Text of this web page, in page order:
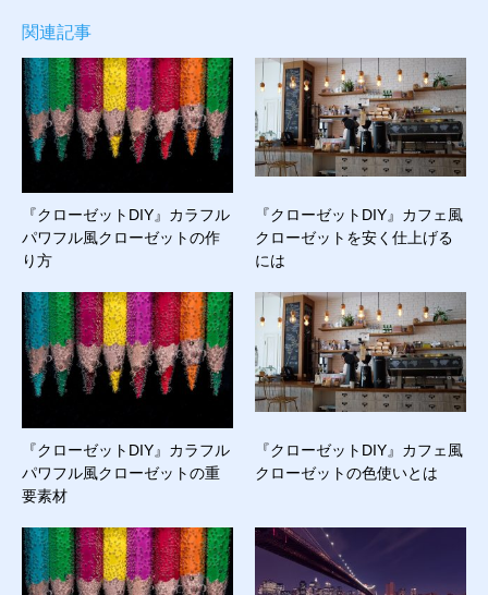
関連記事
『クローゼットDIY』カラフル
パワフル風クローゼットの作
り方
『クローゼットDIY』カフェ風
クローゼットを安く仕上げる
には
『クローゼットDIY』カラフル
パワフル風クローゼットの重
要素材
『クローゼットDIY』カフェ風
クローゼットの色使いとは